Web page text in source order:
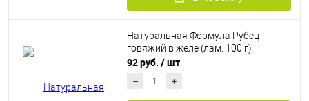
Натуральная Формула Рубец
говяжий в желе (лам. 100 г)
92 руб. / шт